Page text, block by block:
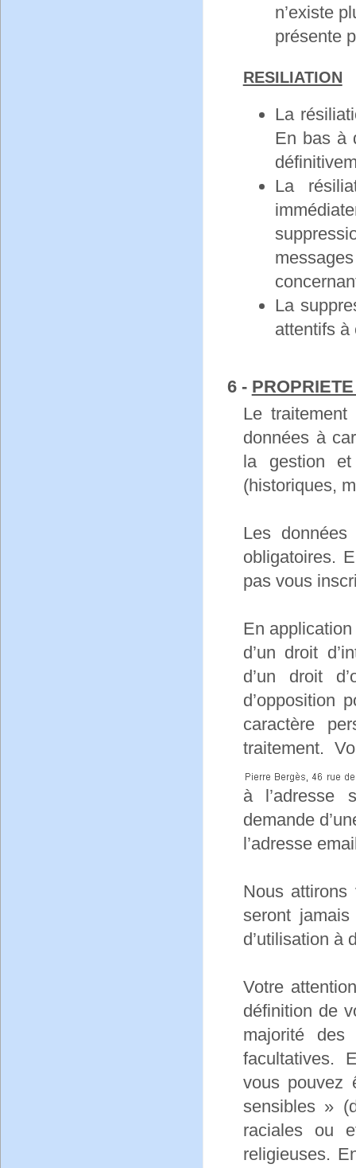
n’existe
présente
RESILIATION
La
En bas à
La
La
attentifs à
6 -
Le
données à
la gestion
(historiques,
Les
obligatoires.
pas vous
En
d’un droit
d’un droit
d’opposition
caractère
traitement.
à l’adresse
demande
l’adresse
Nous
seront
d’utilisation à
Votre
définition de
majorité
facultatives.
vous pouvez
sensibles »
raciales ou
religieuses.